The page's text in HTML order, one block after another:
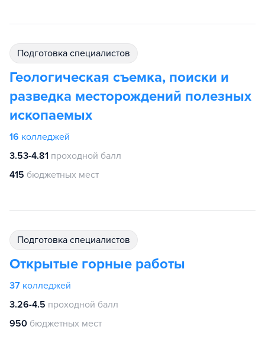
подготовка специалистов
Геологическая съемка, поиски и
разведка месторождений полезных
ископаемых
16 колледжей
3.53-4.81 проходной балл
415 бюджетных мест
подготовка специалистов
Открытые горные работы
37 колледжей
3.26-4.5 проходной балл
950 бюджетных мест